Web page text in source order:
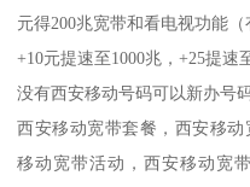
元得200兆宽带和看电视功能（
+10元提速至1000兆，+25提速
没有西安移动号码可以新办号
西安移动宽带套餐，西安移
移动宽带活动，西安移动宽